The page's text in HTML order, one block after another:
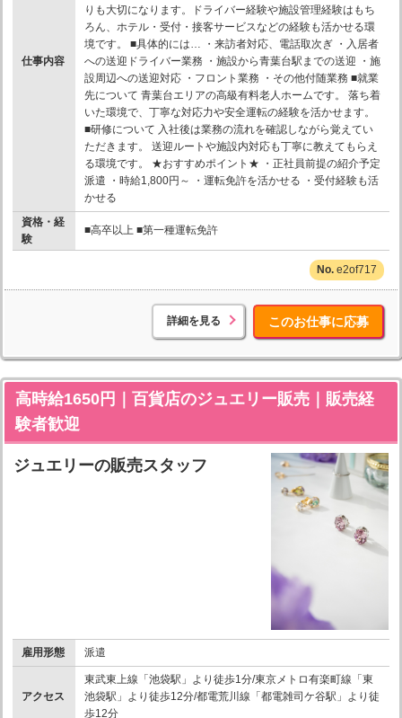
仕事内容
りも大切になります。ドライバー経験や施設管理経験はもち
ろん、ホテル・受付・接客サービスなどの経験も活かせる環
境です。 ■具体的には… ・来訪者対応、電話取次ぎ ・入居者
への送迎ドライバー業務 ・施設から青葉台駅までの送迎 ・施
設周辺への送迎対応 ・フロント業務 ・その他付随業務 ■就業
先について 青葉台エリアの高級有料老人ホームです。 落ち着
いた環境で、丁寧な対応力や安全運転の経験を活かせます。
■研修について 入社後は業務の流れを確認しながら覚えてい
ただきます。 送迎ルートや施設内対応も丁寧に教えてもらえ
る環境です。 ★おすすめポイント★ ・正社員前提の紹介予定
派遣 ・時給1,800円～ ・運転免許を活かせる ・受付経験も活
かせる
資格・経
験
■高卒以上 ■第一種運転免許
e2of717
詳細を見る このお仕事に応募
高時給1650円｜百貨店のジュエリー販売｜販売経
験者歓迎
ジュエリーの販売スタッフ
雇用形態 派遣
アクセス
東武東上線「池袋駅」より徒歩1分/東京メトロ有楽町線「東
池袋駅」より徒歩12分/都電荒川線「都電雑司ケ谷駅」より徒
歩12分